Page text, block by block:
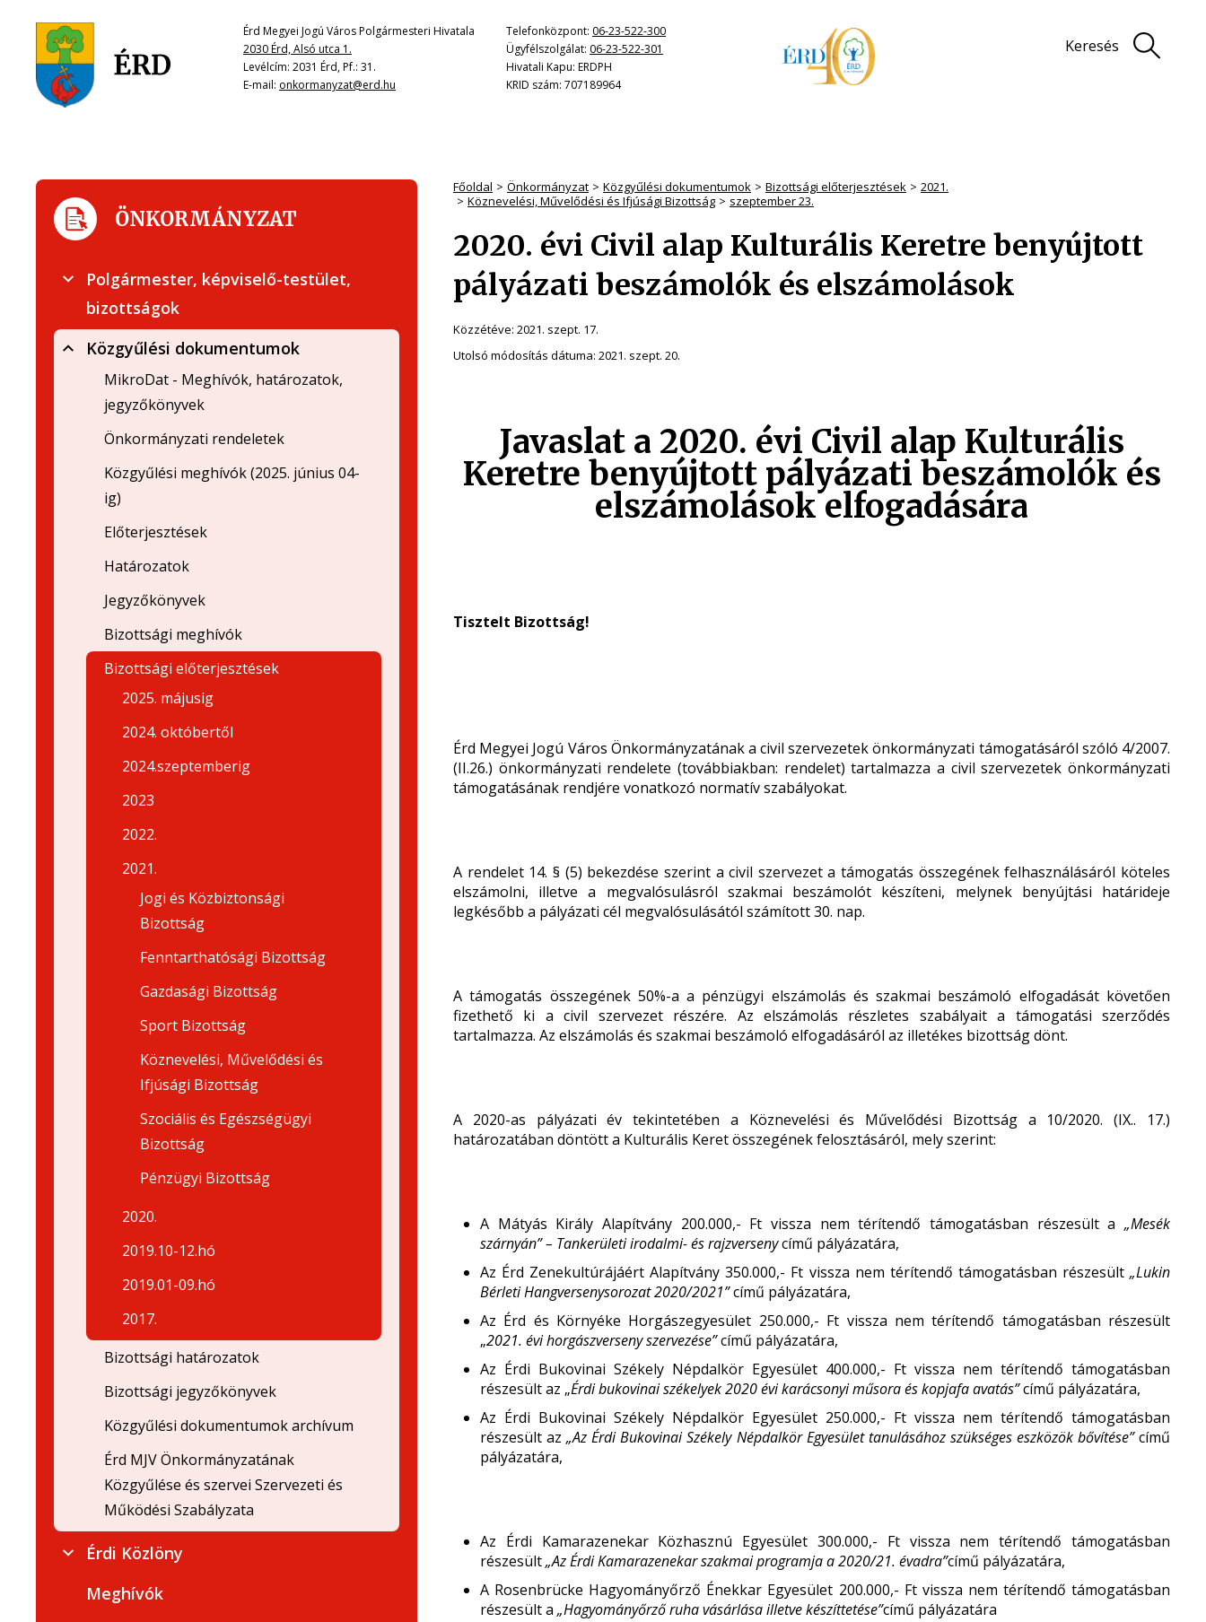
Érd Megyei Jogú Város Polgármesteri Hivatala
2030 Érd, Alsó utca 1.
Levélcím: 2031 Érd, Pf.: 31.
E-mail: onkormanyzat@erd.hu
Telefonközpont: 06-23-522-300
Ügyfélszolgálat: 06-23-522-301
Hivatali Kapu: ERDPH
KRID szám: 707189964
Keresés
Főoldal Önkormányzat Közgyűlési dokumentumok Bizottsági előterjesztések
2021.
Köznevelési, Művelődési és Ifjúsági Bizottság
szeptember 23.
2020. évi Civil alap Kulturális Keretre benyújtott
pályázati beszámolók és elszámolások
Közzétéve: 2021. szept. 17.
Utolsó módosítás dátuma: 2021. szept. 20.
Javaslat a 2020. évi Civil alap Kulturális
Keretre benyújtott pályázati beszámolók és
elszámolások elfogadására
Tisztelt Bizottság!
Érd Megyei Jogú Város Önkormányzatának a civil szervezetek önkormányzati támogatásáról szóló 4/2007.
(II.26.) önkormányzati rendelete (továbbiakban: rendelet) tartalmazza a civil szervezetek önkormányzati
támogatásának rendjére vonatkozó normatív szabályokat.
A rendelet 14. § (5) bekezdése szerint a civil szervezet a támogatás összegének felhasználásáról köteles
elszámolni, illetve a megvalósulásról szakmai beszámolót készíteni, melynek benyújtási határideje
legkésőbb a pályázati cél megvalósulásától számított 30. nap.
A támogatás összegének 50%-a a pénzügyi elszámolás és szakmai beszámoló elfogadását követően
fizethető ki a civil szervezet részére. Az elszámolás részletes szabályait a támogatási szerződés
tartalmazza. Az elszámolás és szakmai beszámoló elfogadásáról az illetékes bizottság dönt.
A 2020-as pályázati év tekintetében a Köznevelési és Művelődési Bizottság a 10/2020. (IX.. 17.)
határozatában döntött a Kulturális Keret összegének felosztásáról, mely szerint:
A Mátyás Király Alapítvány 200.000,- Ft vissza nem térítendő támogatásban részesült a „Mesék
szárnyán” – Tankerületi irodalmi- és rajzversenycímű pályázatára,
Az Érd Zenekultúrájáért Alapítvány 350.000,- Ft vissza nem térítendő támogatásban részesült „Lukin
Bérleti Hangversenysorozat 2020/2021”című pályázatára,
Az Érd és Környéke Horgászegyesület 250.000,- Ft vissza nem térítendő támogatásban részesült
„2021. évi horgászverseny szervezése”című pályázatára,
Az Érdi Bukovinai Székely Népdalkör Egyesület 400.000,- Ft vissza nem térítendő támogatásban
részesült az „Érdi bukovinai székelyek 2020 évi karácsonyi műsora és kopjafa avatás”című pályázatára,
Az Érdi Bukovinai Székely Népdalkör Egyesület 250.000,- Ft vissza nem térítendő támogatásban
részesült az„Az Érdi Bukovinai Székely Népdalkör Egyesület tanulásához szükséges eszközök bővítése”című
pályázatára,
Az Érdi Kamarazenekar Közhasznú Egyesület 300.000,- Ft vissza nem térítendő támogatásban
részesült„Az Érdi Kamarazenekar szakmai programja a 2020/21. évadra”című pályázatára,
A Rosenbrücke Hagyományőrző Énekkar Egyesület 200.000,- Ft vissza nem térítendő támogatásban
részesült a „Hagyományőrző ruha vásárlása illetve készíttetése”című pályázatára
ÖNKORMÁNYZAT
Polgármester, képviselő-testület,
bizottságok
Közgyűlési dokumentumok
MikroDat - Meghívók, határozatok,
jegyzőkönyvek
Önkormányzati rendeletek
Közgyűlési meghívók (2025. június 04-
ig)
Előterjesztések
Határozatok
Jegyzőkönyvek
Bizottsági meghívók
Bizottsági előterjesztések
2025. májusig
2024. októbertől
2024.szeptemberig
2023
2022.
2021.
Jogi és Közbiztonsági
Bizottság
Fenntarthatósági Bizottság
Gazdasági Bizottság
Sport Bizottság
Köznevelési, Művelődési és
Ifjúsági Bizottság
Szociális és Egészségügyi
Bizottság
Pénzügyi Bizottság
2020.
2019.10-12.hó
2019.01-09.hó
2017.
Bizottsági határozatok
Bizottsági jegyzőkönyvek
Közgyűlési dokumentumok archívum
Érd MJV Önkormányzatának
Közgyűlése és szervei Szervezeti és
Működési Szabályzata
Érdi Közlöny
Meghívók